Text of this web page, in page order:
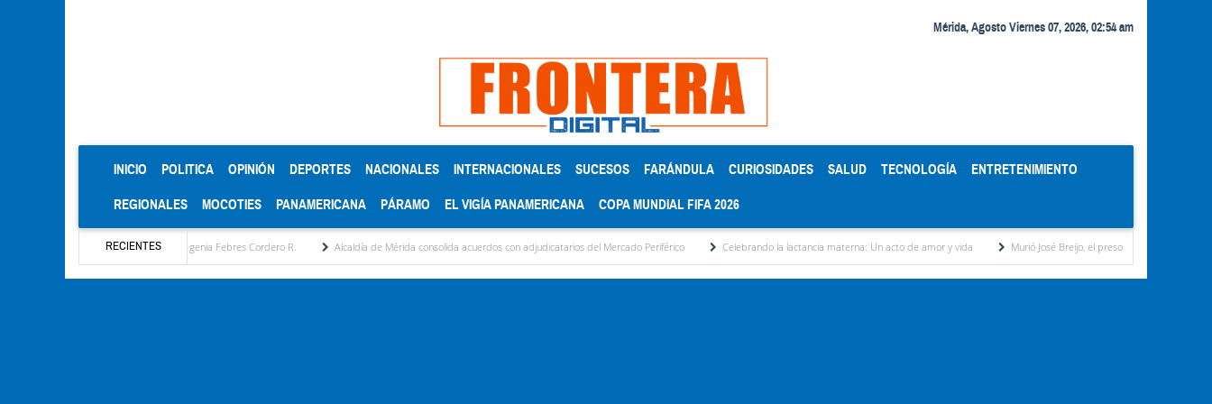
Mérida, Agosto Viernes 07, 2026, 02:54 am
INICIO (CURRENT)
POLITICA OPINIÓN DEPORTES NACIONALES INTERNACIONALES SUCESOS FARÁNDULA CURIOSIDADES SALUD TECNOLOGÍA ENTRETENIMIENTO
REGIONALES MOCOTIES PANAMERICANA PÁRAMO EL VIGÍA PANAMERICANA COPA MUNDIAL FIFA 2026
RECIENTES
estratégica por María Eugenia Febres Cordero R. Alcaldía de Mérida consolida acuerdos con adjudicatarios del Mercado Periférico Celebrando la lactancia materna: Un acto de amor y vida Murió José Breijo, el preso político uruguayo-venezolano bajo